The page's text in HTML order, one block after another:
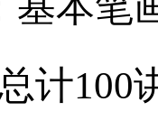
计100